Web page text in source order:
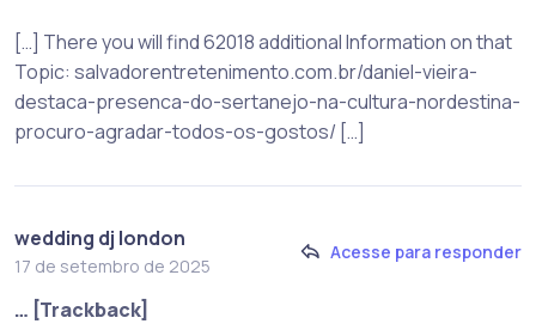
[…] There you will find 62018 additional Information on that
Topic: salvadorentretenimento.com.br/daniel-vieira-
destaca-presenca-do-sertanejo-na-cultura-nordestina-
procuro-agradar-todos-os-gostos/ […]
wedding dj london
17 de setembro de 2025
Acesse para responder
… [Trackback]